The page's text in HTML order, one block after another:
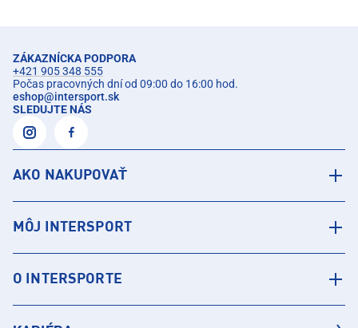
ZÁKAZNÍCKA PODPORA
+421 905 348 555
Počas pracovných dní od 09:00 do 16:00 hod.
eshop@intersport.sk
SLEDUJTE NÁS
AKO NAKUPOVAŤ
MÔJ INTERSPORT
O INTERSPORTE